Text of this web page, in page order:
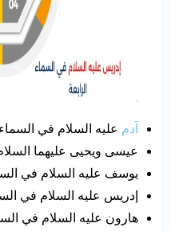
آدم عليه السلام في
عيسى ويحيى عليهما
يوسف عليه السلام في
إدريس عليه السلام في
هارون عليه السلام في